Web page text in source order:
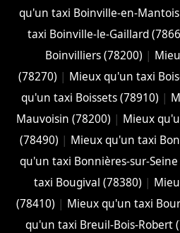
qu'un taxi Boinville-en-
taxi Boinville-le-Gaillard
Boinvilliers (78200) |
(78270) | Mieux qu'un taxi
qu'un taxi Boissets (78910) |
Mauvoisin (78200) | Mieux
(78490) | Mieux qu'un taxi
qu'un taxi Bonnières-sur-Seine
taxi Bougival (78380) |
(78410) | Mieux qu'un taxi
qu'un taxi Breuil-Bois-Robert